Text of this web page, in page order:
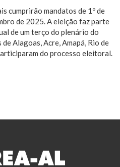
cumprirão mandatos de 1º de
de 2025. A eleição faz parte
de um terço do plenário do
Alagoas, Acre, Amapá, Rio de
do processo eleitoral.